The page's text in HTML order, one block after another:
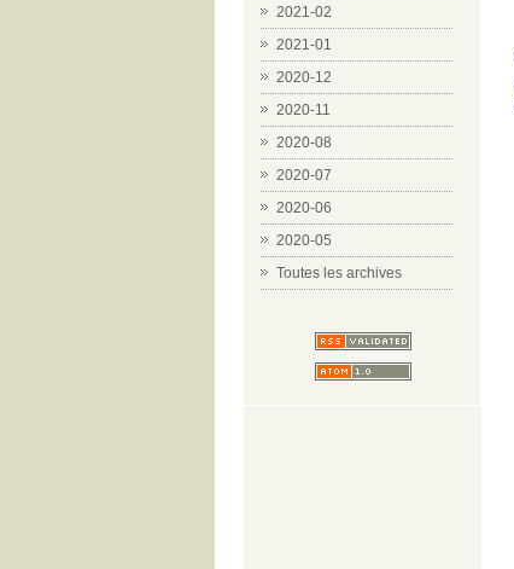
2021-02
2021-01
2020-12
2020-11
2020-08
2020-07
2020-06
2020-05
Toutes les archives